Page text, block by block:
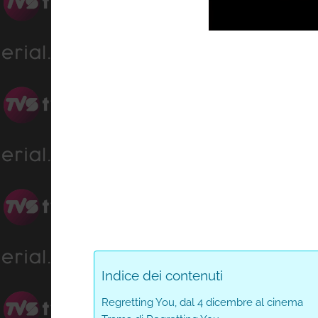
0%
Indice dei contenuti
Regretting You, dal 4 dicembre al cinema